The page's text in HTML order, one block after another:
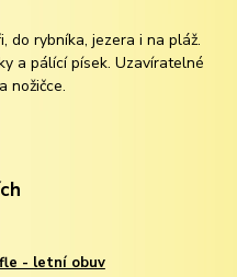
do rybníka, jezera i na pláž.
a pálící písek. Uzavíratelné
nožičce.
- letní obuv